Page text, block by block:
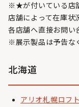
※★が付いている店
店舗によって在庫状
各店舗へ直接お問い
※展示製品は予告な
北海道
アリオ札幌ロフト